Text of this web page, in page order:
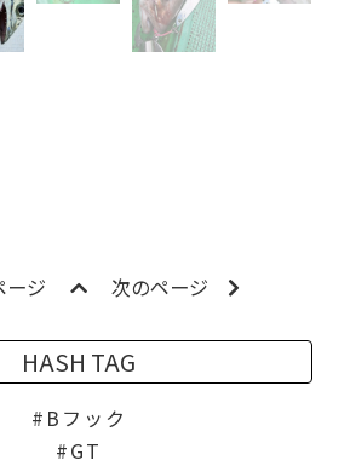
ジ 次のページ
HASH TAG
Bフック
GT